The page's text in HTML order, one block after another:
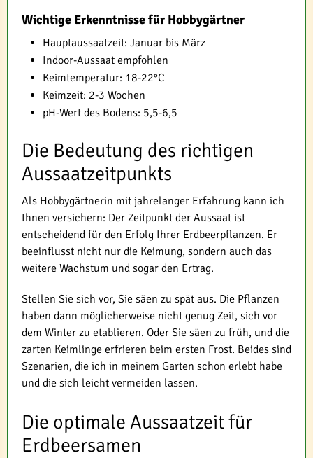
Wichtige Erkenntnisse für Hobbygärtner
Hauptaussaatzeit: Januar bis März
Indoor-Aussaat empfohlen
Keimtemperatur: 18-22°C
Keimzeit: 2-3 Wochen
pH-Wert des Bodens: 5,5-6,5
Die Bedeutung des richtigen
Aussaatzeitpunkts
Als Hobbygärtnerin mit jahrelanger Erfahrung kann ich
Ihnen versichern: Der Zeitpunkt der Aussaat ist
entscheidend für den Erfolg Ihrer Erdbeerpflanzen. Er
beeinflusst nicht nur die Keimung, sondern auch das
weitere Wachstum und sogar den Ertrag.
Stellen Sie sich vor, Sie säen zu spät aus. Die Pflanzen
haben dann möglicherweise nicht genug Zeit, sich vor
dem Winter zu etablieren. Oder Sie säen zu früh, und die
zarten Keimlinge erfrieren beim ersten Frost. Beides sind
Szenarien, die ich in meinem Garten schon erlebt habe
und die sich leicht vermeiden lassen.
Die optimale Aussaatzeit für
Erdbeersamen